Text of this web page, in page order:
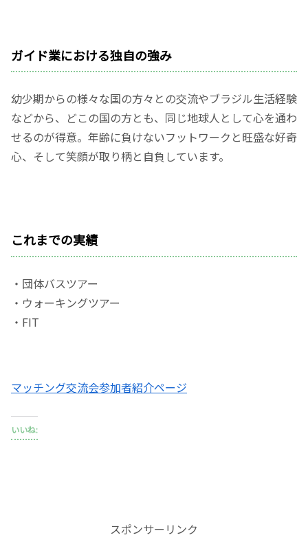
ガイド業における独自の強み
幼少期からの様々な国の方々との交流やブラジル生活経験
などから、どこの国の方とも、同じ地球人として心を通わ
せるのが得意。年齢に負けないフットワークと旺盛な好奇
心、そして笑顔が取り柄と自負しています。
これまでの実績
・団体バスツアー
・ウォーキングツアー
・FIT
マッチング交流会参加者紹介ページ
いいね:
スポンサーリンク